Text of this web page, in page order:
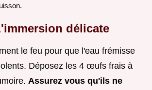
délicate
le feu pour que l'eau frémisse
Déposez les 4 œufs frais à
Assurez vous qu'ils ne